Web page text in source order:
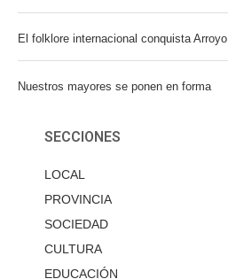
El folklore internacional conquista Arroyo
Nuestros mayores se ponen en forma
SECCIONES
LOCAL
PROVINCIA
SOCIEDAD
CULTURA
EDUCACIÓN